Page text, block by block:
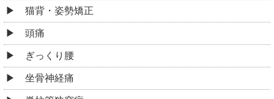
猫背・姿勢矯正
頭痛
ぎっくり腰
坐骨神経痛